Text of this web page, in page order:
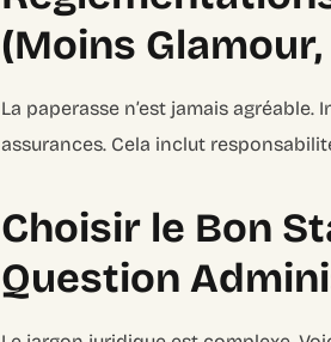
(Moins
La paperasse n’est jamais
assurances. Cela inclut
Choisir le Bon
Question